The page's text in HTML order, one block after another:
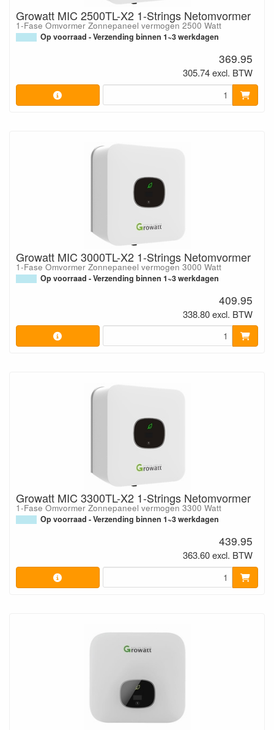
Growatt MIC 2500TL-X2 1-Strings Netomvormer
1-Fase Omvormer Zonnepaneel vermogen 2500 Watt
Op voorraad - Verzending binnen 1~3 werkdagen
369.95
305.74 excl. BTW
Growatt MIC 3000TL-X2 1-Strings Netomvormer
1-Fase Omvormer Zonnepaneel vermogen 3000 Watt
Op voorraad - Verzending binnen 1~3 werkdagen
409.95
338.80 excl. BTW
Growatt MIC 3300TL-X2 1-Strings Netomvormer
1-Fase Omvormer Zonnepaneel vermogen 3300 Watt
Op voorraad - Verzending binnen 1~3 werkdagen
439.95
363.60 excl. BTW